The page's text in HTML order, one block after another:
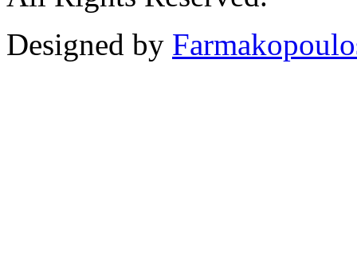
Designed by